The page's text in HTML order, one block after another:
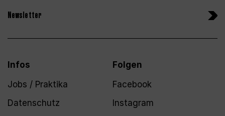
Newsletter
Infos
Jobs / Praktika
Datenschutz
Folgen
Facebook
Instagram